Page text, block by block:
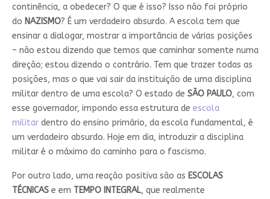
continência, a obedecer? O que é isso? Isso não foi próprio
do NAZISMO? É um verdadeiro absurdo. A escola tem que
ensinar a dialogar, mostrar a importância de várias posições
– não estou dizendo que temos que caminhar somente numa
direção; estou dizendo o contrário. Tem que trazer todas as
posições, mas o que vai sair da instituição de uma disciplina
militar dentro de uma escola? O estado de SÃO PAULO, com
esse governador, impondo essa estrutura de escola
militar dentro do ensino primário, da escola fundamental, é
um verdadeiro absurdo. Hoje em dia, introduzir a disciplina
militar é o máximo do caminho para o fascismo.
Por outro lado, uma reação positiva são as ESCOLAS
TÉCNICAS e em TEMPO INTEGRAL, que realmente